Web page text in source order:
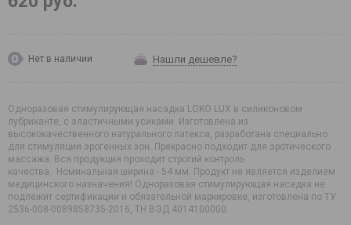
Нет в наличии Нашли дешевле?
Одноразовая стимулирующая насадка LOKO LUX в силиконовом
лубриканте, с эластичными усиками. Изготовлена из
высококачественного натурального латекса, разработана специально
для стимуляции эрогенных зон. Прекрасно подходит для эротического
массажа. Вся продукция проходит строгий контроль
качества. Номинальная ширина - 54 мм. Продукт не является изделием
медицинского назначения! Одноразовая стимулирующая насадка не
подлежит сертификации и обязательной маркировке, изготовлена по ТУ
2536-008-0089858735-2016, ТН ВЭД 4014100000.